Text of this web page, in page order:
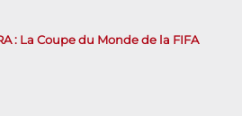
: La Coupe du Monde de la FIFA